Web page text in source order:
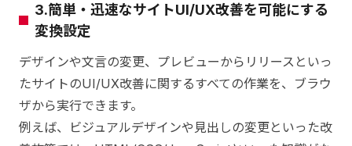
3.簡単・迅速なサイトUI/UX改善を可能にする
変換設定
デザインや文言の変更、プレビューからリリースといっ
たサイトのUI/UX改善に関するすべての作業を、ブラウ
ザから実行できます。
例えば、ビジュアルデザインや見出しの変更といった改